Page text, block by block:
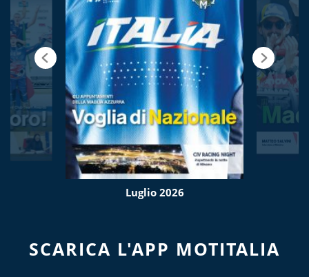
Luglio 2026
SCARICA L'APP MOTITALIA